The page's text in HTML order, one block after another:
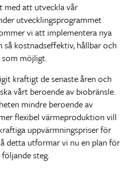
med att utveckla vår
utvecklingsprogrammet
vi att implementera nya
kostnadseffektiv, hållbar och
möjligt.
kraftigt de senaste åren och
vårt beroende av biobränsle.
mindre beroende av
flexibel värmeproduktion vill
uppvärmningspriser för
detta utformar vi nu en plan för
steg.